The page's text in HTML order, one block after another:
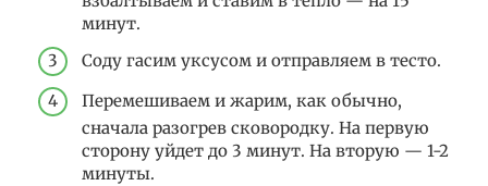
минут.
Соду гасим уксусом и отправляем в тесто.
Перемешиваем и жарим, как обычно,
сначала разогрев сковородку. На первую
сторону уйдет до 3 минут. На вторую — 1-2
минуты.